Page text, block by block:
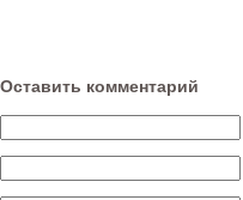
Оставить комментарий